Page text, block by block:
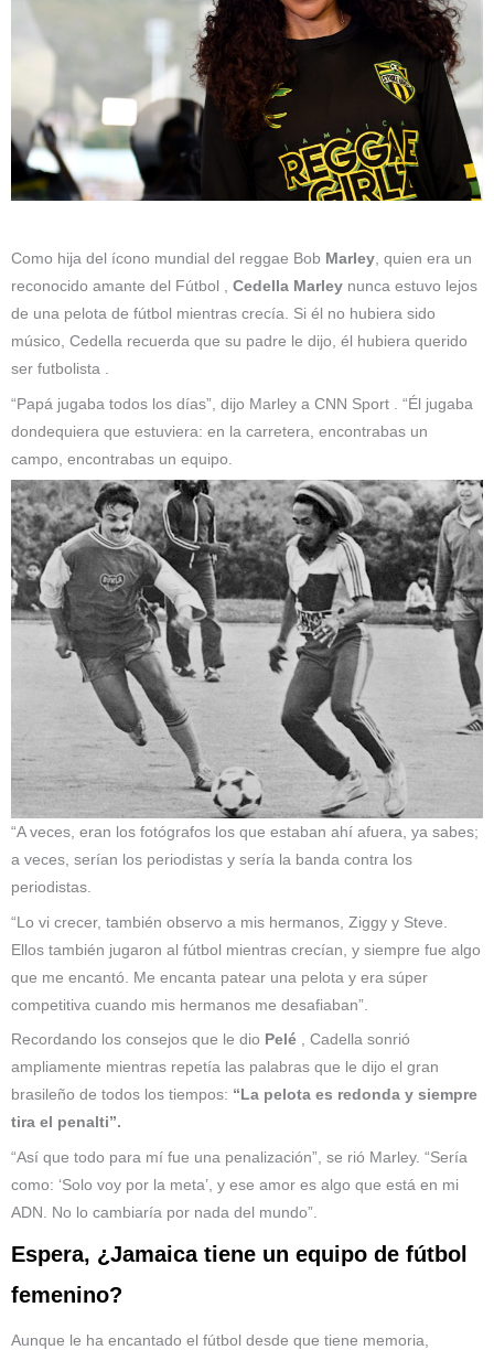
Como hija del ícono mundial del reggae Bob Marley , quien era un
reconocido amante del Fútbol , Cedella Marley nunca estuvo lejos
de una pelota de fútbol mientras crecía. Si él no hubiera sido
músico, Cedella recuerda que su padre le dijo, él hubiera querido
ser futbolista .
“Papá jugaba todos los días”, dijo Marley a CNN Sport . “Él jugaba
dondequiera que estuviera: en la carretera, encontrabas un
campo, encontrabas un equipo.
“A veces, eran los fotógrafos los que estaban ahí afuera, ya sabes;
a veces, serían los periodistas y sería la banda contra los
periodistas.
“Lo vi crecer, también observo a mis hermanos, Ziggy y Steve.
Ellos también jugaron al fútbol mientras crecían, y siempre fue algo
que me encantó. Me encanta patear una pelota y era súper
competitiva cuando mis hermanos me desafiaban”.
Recordando los consejos que le dio Pelé , Cadella sonrió
ampliamente mientras repetía las palabras que le dijo el gran
brasileño de todos los tiempos: “La pelota es redonda y siempre
tira el penalti”.
“Así que todo para mí fue una penalización”, se rió Marley. “Sería
como: ‘Solo voy por la meta’, y ese amor es algo que está en mi
ADN. No lo cambiaría por nada del mundo”.
Espera, ¿Jamaica tiene un equipo de fútbol
femenino?
Aunque le ha encantado el fútbol desde que tiene memoria,